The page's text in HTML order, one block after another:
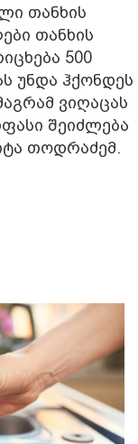
თანხის
თანხის
500
უნდა ჰქონდეს
ვიღაცას
შეიძლება
თოდრაძემ.